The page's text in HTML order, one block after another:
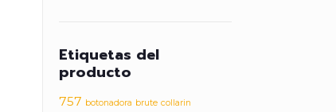
Etiquetas del
producto
757 botonadora brute collarin